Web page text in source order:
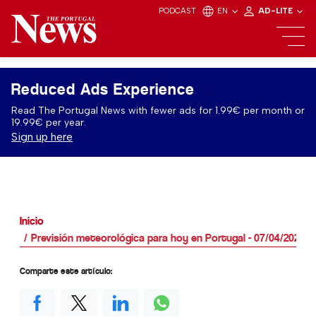
PODCAST EN AD-LITE
Reduced Ads Experience
Read The Portugal News with fewer ads for 1.99€ per month or
19.99€ per year.
Sign up here
Inicio
Previsión meteorológica para hoy en Portugal - 07/04/2026
Comparte este artículo: